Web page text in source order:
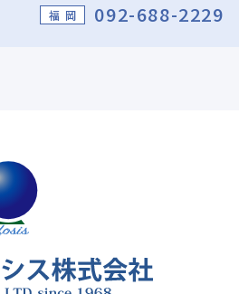
福 岡 092-688-2229